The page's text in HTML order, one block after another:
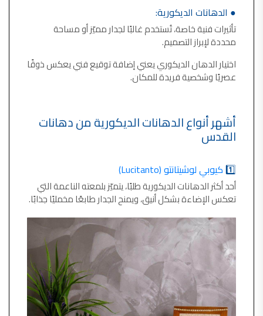
دهان ضد العن,
● الدهانات الديكورية:
تأثيرات فنية خاصة، تُستخدم غالبًا لجدار مميّز أو مساحة
محددة لإبراز التصميم.
اختيار الدهان الديكوري يعني إضافة توقيع فني يعكس ذوقًا
عصريًا وشخصية فريدة للمكان.
أشهر أنواع الدهانات الديكورية من دهانات
القدس
1️⃣كيوبي لوشيتانتو (Lucitanto)
أحد أكثر الدهانات الديكورية طلبًا، يتميّز بلمعته الناعمة التي
تعكس الإضاءة بشكل أنيق، ويمنح الجدار طابعًا مخمليًا جذابًا.